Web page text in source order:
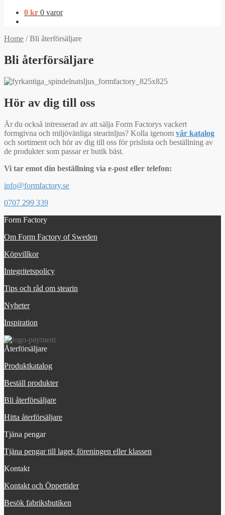
0 kr 0 varor
Home /Bli återförsäljare
Bli återförsäljare
Hör av dig till oss
Är du också intresserad av att sälja Form Factorys vackert
formgivna och miljövänliga stearinljus? Kolla igenom vår katalog
och sortiment och hör av dig till oss för prislista och beställning av
de produkter som passar er butik bäst.
Vi tar emot din beställning via e-post eller telefon:
info@formfactory.se
0707 299 339
Form Factory
Om Form Factory of Sweden
Köpvillkor
Integritetspolicy
Tips och råd om stearin
Nyheter
Inspiration
Återförsäljare
Produktkatalog
Beställ produkter
Bli återförsäljare
Hitta återförsäljare
Tjäna pengar
Tjäna pengar till laget, föreningen eller klassen
Kontakt
Kontakt och Öppettider
Besök fabriksbutiken